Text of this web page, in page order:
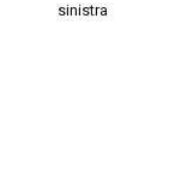
sinistra